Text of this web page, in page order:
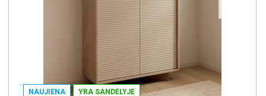
NAUJIENA YRA SANDĖLYJE